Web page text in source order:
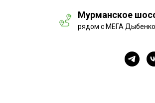
Мурманское
рядом с МЕГА Дыбенко